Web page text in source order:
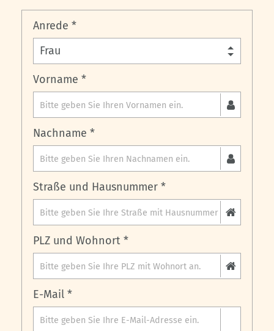
Anrede *
Vorname *
Nachname *
Straße und Hausnummer *
PLZ und Wohnort *
E-Mail *